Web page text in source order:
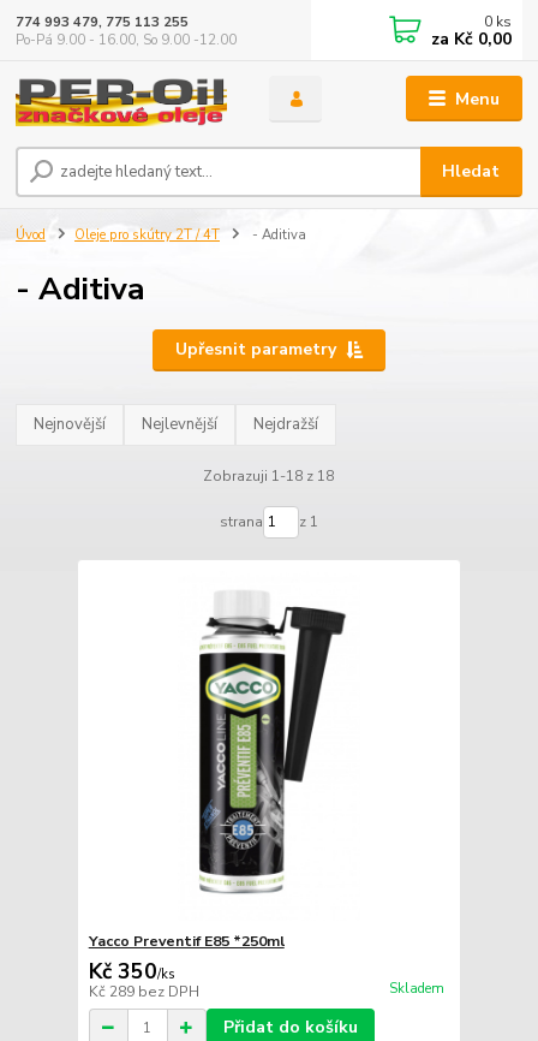
Menu
Hledat
774 993 479, 775 113 255
Po-Pá 9.00 - 16.00, So 9.00 -12.00
0 ks
za Kč 0,00
Úvod Oleje pro skútry 2T / 4T - Aditiva
- Aditiva
Upřesnit parametry
Nejnovější Nejlevnější Nejdražší
Zobrazuji 1-18 z 18
strana z 1
Yacco Preventif E85 *250ml
Kč 350/ks
Kč 289 bez DPH Skladem
Přidat do košíku